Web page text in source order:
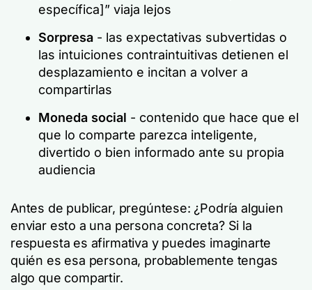
específica]” viaja lejos
Sorpresa - las expectativas subvertidas o
las intuiciones contraintuitivas detienen el
desplazamiento e incitan a volver a
compartirlas
Moneda social - contenido que hace que el
que lo comparte parezca inteligente,
divertido o bien informado ante su propia
audiencia
Antes de publicar, pregúntese: ¿Podría alguien
enviar esto a una persona concreta?Si la
respuesta es afirmativa y puedes imaginarte
quién es esa persona, probablemente tengas
algo que compartir.